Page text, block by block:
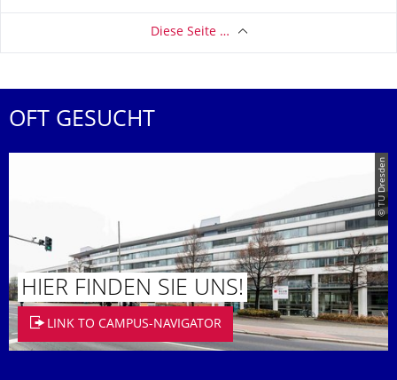
Diese Seite …
OFT GESUCHT
© TU Dresden
HIER FINDEN SIE UNS!
LINK TO CAMPUS-NAVIGATOR